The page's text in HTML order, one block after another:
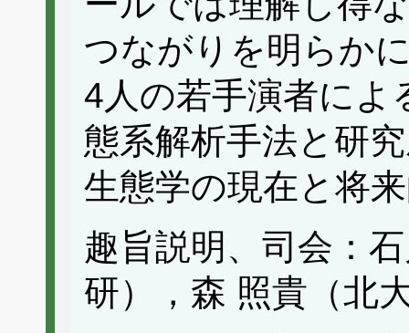
つながりを明らか
4人の若手演者によ
態系解析手法と研
生態学の現在と将
趣旨説明、司会：
研），森 照貴（北